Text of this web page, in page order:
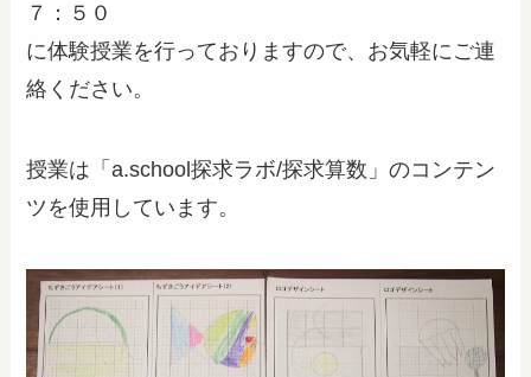
７：５０
に体験授業を行っておりますので、お気軽にご連
絡ください。
授業は「a.school探求ラボ/探求算数」のコンテン
ツを使用しています。